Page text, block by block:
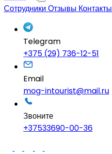
Сотрудники Отзывы Контакты
Telegram
+375 (29) 736-12-51
Email
mog-intourist@mail.ru
Звоните
+37533690-00-36